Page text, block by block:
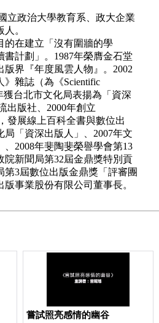
立政治大學教育系、政大企業
。
的在建立「沒有圍牆的學
計劃」。1987年榮膺金石堂
界『年度風雲人物』。2002
雜誌（為《Scientific
獲台北市文化局表揚為「資深
出版社、2000年創立
發展線上百科全書與數位出
局「資深出版人」、2007年文
2008年斐陶斐榮譽學會第13
院新聞局第32屆金鼎獎特別貢
第3屆數位出版金鼎獎「評審團
事業股份有限公司董事長。
嘗試照亮感情的幽谷